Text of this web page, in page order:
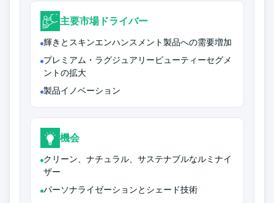
主要市場ドライバー
輝きとスキンエンハンスメント製品への需要増加
プレミアム・ラグジュアリービューティーセグメ
ントの拡大
製品イノベーション
機会
クリーン、ナチュラル、サステナブルなルミナイ
ザー
パーソナライゼーションとシェード技術